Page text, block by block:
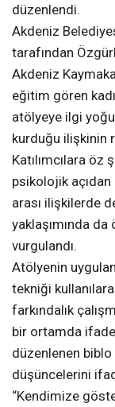
düzenlendi.
Akdeniz
tarafından
Akdeniz
eğitim gören
atölyeye ilgi
kurduğu ilişkinin
Katılımcılara
psikolojik açıdan
arası ilişkilerde
yaklaşımında
vurgulandı.
Atölyenin
tekniği
farkındalık
bir ortamda
düzenlenen
düşüncelerini
“Kendimize